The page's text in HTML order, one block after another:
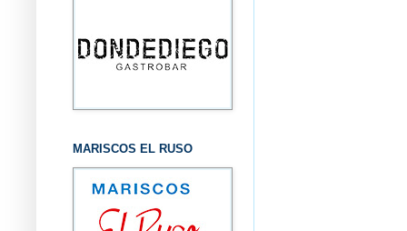
MARISCOS EL RUSO